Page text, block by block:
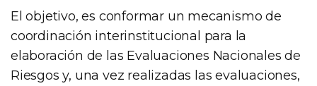
El objetivo, es conformar un mecanismo de
coordinación interinstitucional para la
elaboración de las Evaluaciones Nacionales de
Riesgos y, una vez realizadas las evaluaciones,